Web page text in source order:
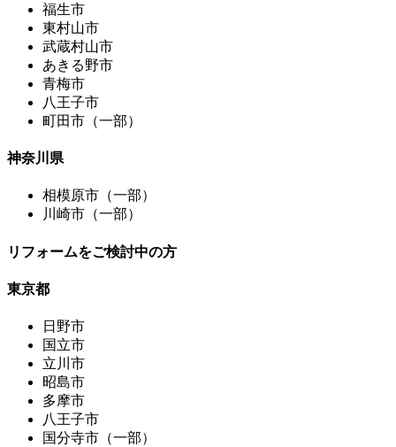
福生市
東村山市
武蔵村山市
あきる野市
青梅市
八王子市
町田市（一部）
神奈川県
相模原市（一部）
川崎市（一部）
リフォームをご検討中の方
東京都
日野市
国立市
立川市
昭島市
多摩市
八王子市
国分寺市（一部）